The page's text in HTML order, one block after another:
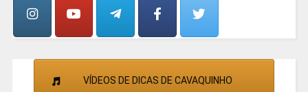
VÍDEOS DE DICAS DE CAVAQUINHO